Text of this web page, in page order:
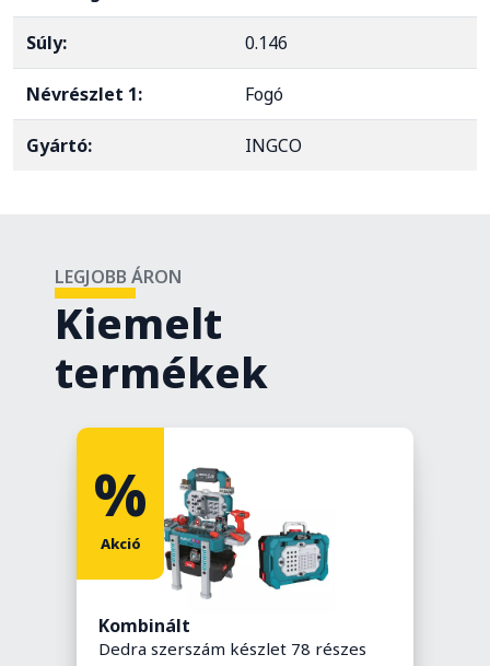
Súly: 0.146
Névrészlet 1: Fogó
Gyártó: INGCO
LEGJOBB ÁRON
Kiemelt
termékek
Kombinált
Dedra szerszám készlet 78 részes
%
Akció